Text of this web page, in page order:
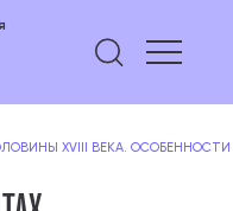
Найти
XVIII ВЕКА.